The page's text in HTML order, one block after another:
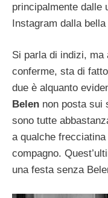
principalmente dalle
Instagram dalla
Si parla di indizi, ma
conferme, sta di
due è alquanto
Belen non posta sui
sono tutte
a qualche
compagno.
una festa senza